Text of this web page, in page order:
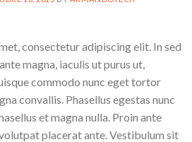
consectetur adipiscing elit. In sed
magna, iaculis ut purus ut,
commodo nunc eget tortor
convallis. Phasellus egestas nunc
et magna nulla. Proin ante
placerat ante. Vestibulum sit